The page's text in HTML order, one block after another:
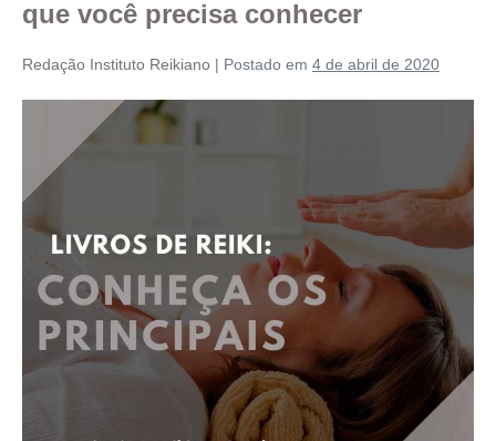
que você precisa conhecer
Redação Instituto Reikiano | Postado em 4 de abril de 2020